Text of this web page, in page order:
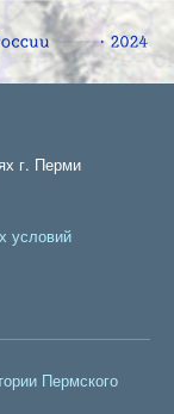
г. Перми
условий
Пермского